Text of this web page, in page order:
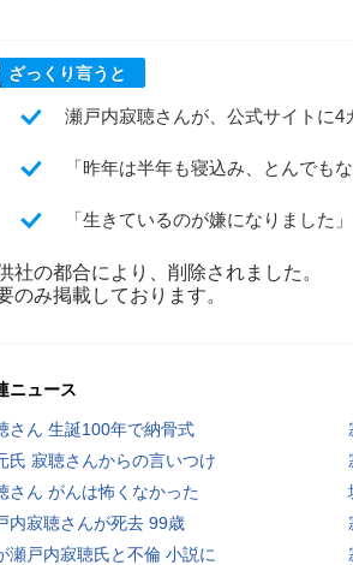
ざっくり言うと
瀬戸内寂聴さんが、公式サイトに
「昨年は半年も寝込み、とんでも
「生きているのが嫌になりました
社の都合により、削除されました。
のみ掲載しております。
ニュース
さん 生誕100年で納骨式
氏 寂聴さんからの言いつけ
さん がんは怖くなかった
内寂聴さんが死去 99歳
瀬戸内寂聴氏と不倫 小説に